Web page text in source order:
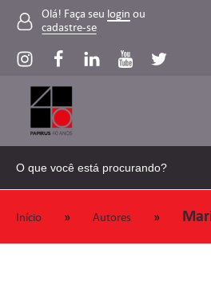
Olá! Faça seu login ou
cadastre-se
Início » Autores »